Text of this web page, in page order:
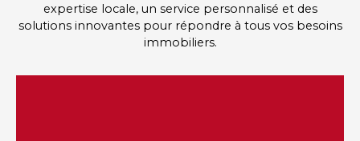
expertise locale, un service personnalisé et des
solutions innovantes pour répondre à tous vos besoins
immobiliers.